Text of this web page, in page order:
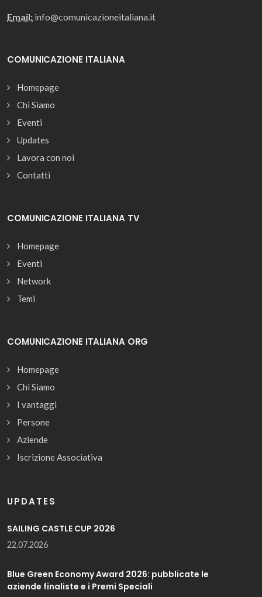
Email: info@comunicazioneitaliana.it
COMUNICAZIONE ITALIANA
Homepage
Chi Siamo
Eventi
Updates
Lavora con noi
Contatti
COMUNICAZIONE ITALIANA TV
Homepage
Eventi
Network
Temi
COMUNICAZIONE ITALIANA ORG
Homepage
Chi Siamo
I vantaggi
Persone
Aziende
Iscrizione Associativa
UPDATES
SAILING CASTLE CUP 2026
22.07.2026
Blue Green Economy Award 2026: pubblicate le
aziende finaliste e i Premi Speciali